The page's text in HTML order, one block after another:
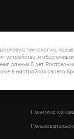
Политика
технологию,
и
данных 5 лет.
в настройках своего